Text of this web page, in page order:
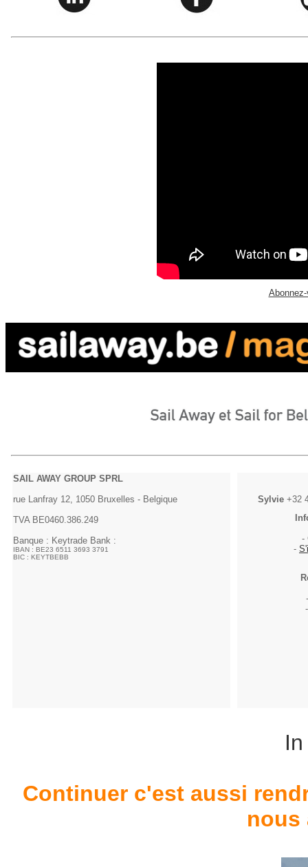
SAIL AWAY GROUP SPRL
rue Lanfray 12, 1050 Bruxelles - Belgique
TVA BE0460.386.249
Banque : Keytrade Bank :
IBAN : BE23 6511 3693 3791
BIC : KEYTBEBB
Sylvie +32
-
-
Continuer c'est aussi
nous